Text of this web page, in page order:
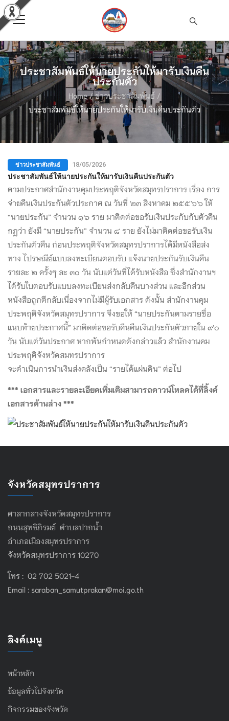
ประชาสัมพันธ์ให้นายประกันให้มารับเงินคืน
ประกันตัว
Home/ ข่าวประชาสัมพันธ์ /
ประชาสัมพันธ์ให้นายประกันให้มารับเงินคืนประกันตัว
ข่าวประชาสัมพันธ์ 18/05/2026
ประชาสัมพันธ์ให้นายประกันให้มารับเงินคืนประกันตัว
ตามประกาศสำนักงานคุมประพฤติจังหวัดสมุทรปราการ เรื่อง การ
จ่ายคืนเงินประกันตัวประกาศ ณ วันที่ ๒๓ สิงหาคม ๒๕๕๖๖ ให้
“นายประกัน” จำนวน ๑๖ ราย มาติดต่อขอรับเงินประกับกับตัวคืน
กฏว่า ยังมี “นายประกัน” จำนวน ๘ ราย ยังไม่มาติดต่อขอรับเงิน
ประกันตัวคืน ก่อนประพฤติจังหวัดสมุทรปราการได้มีหนังสือส่ง
ทาง ไปรษณีย์แบบลงทะเบียนตอบรับ แจ้งนายประกันรับเงินคืน
รายละ ๒ ครั้งๆ ละ ๓๐ วัน นับแต่วันที่ได้รับหนังสือ ซึ่งสำนักงานฯ
ได้รับใบตอบรับแบบลงทะเบียนส่งกลับคืนบางส่วน และอีกส่วน
หนังสือถูกตีกลับเนื่องจากไม่มีผู้รับเอกสาร ดังนั้น สำนักงานคุม
ประพฤติจังหวัดสมุทรปราการ จึงขอให้ “นายประกันตามรายชื่อ
แนบท้ายประกาศนี้” มาติดต่อขอรับคืนคืนเงินประกันตัวภายใน ๙๐
วัน นับแต่วันประกาศ หากพ้นกำหนดดังกล่าวแล้ว สำนักงานคม
ประพฤติจังหวัดสมทรปราการ
จะดำเนินการนำเงินส่งคลังเป็น “รายได้แผ่นดิน” ต่อไป
*** เอกสารและรายละเอียดเพิ่มเติมสามารถดาวน์โหลดได้ที่ลิ้งค์
เอกสารด้านล่าง ***
ประชาสัมพันธ์ให้นายประกันให้มารับเงินคืนประกันตัว
จังหวัดสมุทรปราการ
ศาลากลางจังหวัดสมุทรปราการ
ถนนสุทธิภิรมย์ ตำบลปากน้ำ
อำเภอเมืองสมุทรปราการ
จังหวัดสมุทรปราการ 10270
โทร : 02 702 5021-4
Email : saraban_samutprakan@moi.go.th
ลิงค์เมนู
หน้าหลัก
ข้อมูลทั่วไปจังหวัด
กิจกรรมของจังหวัด